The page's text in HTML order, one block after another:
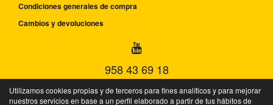
Condiciones generales de compra
Cambios y devoluciones
958 43 69 18
Lunes-Viernes: 09:00-14:00h y 15:00-18:00h
P.I. la Fuente - C/ Huelva esquina C/Málaga - 18340 - Fuente Vaqueros - Granada -
Utilizamos cookies propias y de terceros para fines analíticos y para mejorar
nuestros servicios en base a un perfil elaborado a partir de tus hábitos de